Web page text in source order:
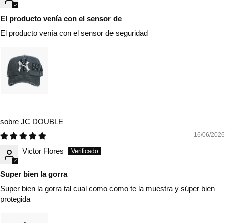
El producto venía con el sensor de
El producto venía con el sensor de seguridad
JC DOUBLE
16/06/2026
Victor Flores
Super bien la gorra
Super bien la gorra tal cual como como te la muestra y súper bien
protegida